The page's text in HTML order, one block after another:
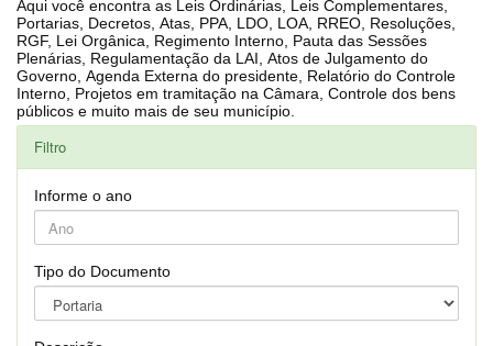
Aqui você encontra as Leis Ordinárias, Leis Complementares,
Portarias, Decretos, Atas, PPA, LDO, LOA, RREO, Resoluções,
RGF, Lei Orgânica, Regimento Interno, Pauta das Sessões
Plenárias, Regulamentação da LAI, Atos de Julgamento do
Governo, Agenda Externa do presidente, Relatório do Controle
Interno, Projetos em tramitação na Câmara, Controle dos bens
públicos e muito mais de seu município.
Filtro
Informe o ano
Tipo do Documento